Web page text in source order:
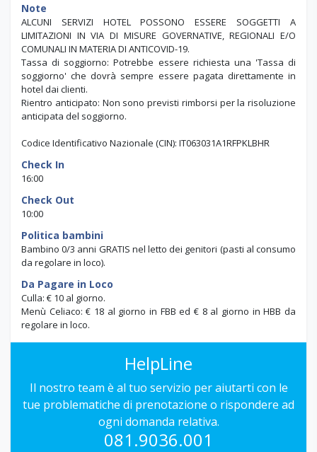
Note
ALCUNI SERVIZI HOTEL POSSONO ESSERE SOGGETTI A
LIMITAZIONI IN VIA DI MISURE GOVERNATIVE, REGIONALI E/O
COMUNALI IN MATERIA DI ANTICOVID-19.
Tassa di soggiorno: Potrebbe essere richiesta una 'Tassa di
soggiorno' che dovrà sempre essere pagata direttamente in
hotel dai clienti.
Rientro anticipato: Non sono previsti rimborsi per la risoluzione
anticipata del soggiorno.
Codice Identificativo Nazionale (CIN): IT063031A1RFPKLBHR
Check In
16:00
Check Out
10:00
Politica bambini
Bambino 0/3 anni GRATIS nel letto dei genitori (pasti al consumo
da regolare in loco).
Da Pagare in Loco
Culla: € 10 al giorno.
Menù Celiaco: € 18 al giorno in FBB ed € 8 al giorno in HBB da
regolare in loco.
HelpLine
Il nostro team è al tuo servizio per aiutarti con le
tue problematiche di prenotazione o rispondere ad
ogni domanda relativa.
081.9036.001